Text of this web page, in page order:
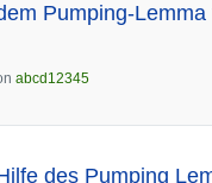
Pumping-
abcd12345
des Pumping